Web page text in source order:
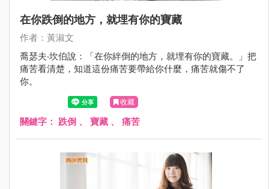
在你跌倒的地方，就埋有你的寶藏
作者：黃淑文
喬瑟夫‧坎伯說：「在你絆倒的地方，就埋有你的寶藏。」把
痛苦看清楚，知道這份痛苦要帶給你什麼，痛苦就傷不了
你。
收藏
關鍵字： 跌倒 、 寶藏 、 痛苦